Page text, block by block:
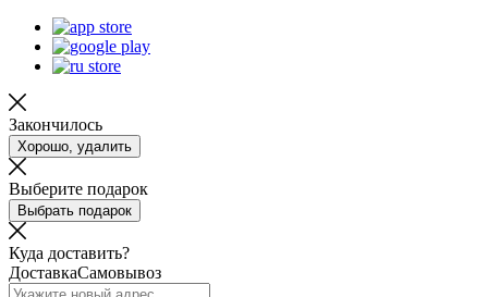
Закончилось
Хорошо, удалить
Выберите подарок
Выбрать подарок
Куда доставить?
ДоставкаСамовывоз